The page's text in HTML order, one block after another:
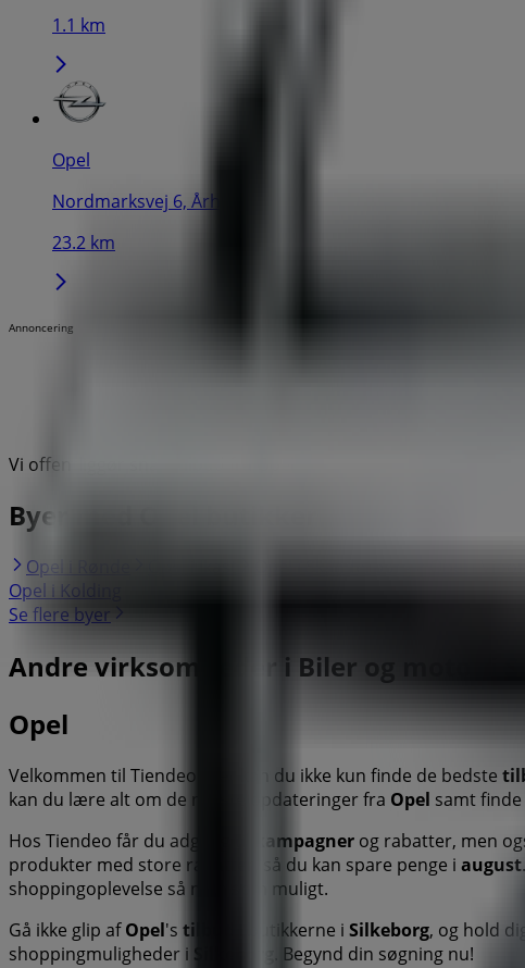
1.1 km
Opel
Nordmarksvej 6, Århus
23.2 km
Annoncering
Vi offentliggør snart tilbud fra Opel
Byer med Opel butikker
Opel i Rønde Opel i Skanderborg Opel i Viborg
Opel i Kolding
Se flere byer
Andre virksomheder i Biler og motor i
Opel
Velkommen til Tiendeo! Her kan du ikke kun finde de bedste
kan du lære alt om de nyeste opdateringer fra Opel samt
Hos Tiendeo får du adgang til
kampagner og rabatter, men
produkter med store rabatter, så du kan spare penge i august
shoppingoplevelse så nem som muligt.
Gå ikke glip afOpel's tilbud i butikkerne i Silkeborg, og hold
shoppingmuligheder i Silkeborg . Begynd din søgning nu!